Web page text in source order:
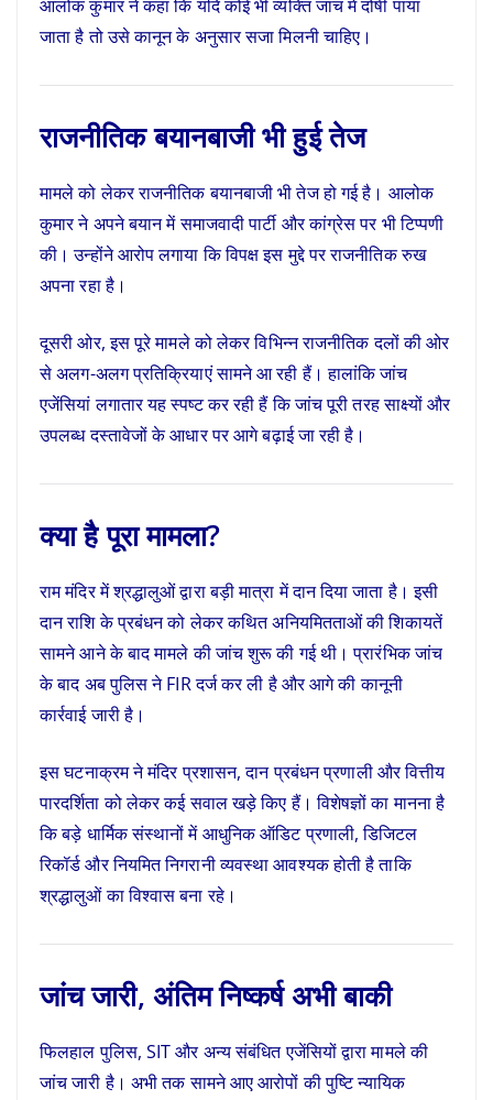
आलोक कुमार ने कहा कि यदि कोई भी व्यक्ति जांच में दोषी पाया
जाता है तो उसे कानून के अनुसार सजा मिलनी चाहिए।
राजनीतिक बयानबाजी भी हुई तेज
मामले को लेकर राजनीतिक बयानबाजी भी तेज हो गई है। आलोक
कुमार ने अपने बयान में समाजवादी पार्टी और कांग्रेस पर भी टिप्पणी
की। उन्होंने आरोप लगाया कि विपक्ष इस मुद्दे पर राजनीतिक रुख
अपना रहा है।
दूसरी ओर, इस पूरे मामले को लेकर विभिन्न राजनीतिक दलों की ओर
से अलग-अलग प्रतिक्रियाएं सामने आ रही हैं। हालांकि जांच
एजेंसियां लगातार यह स्पष्ट कर रही हैं कि जांच पूरी तरह साक्ष्यों और
उपलब्ध दस्तावेजों के आधार पर आगे बढ़ाई जा रही है।
क्या है पूरा मामला?
राम मंदिर में श्रद्धालुओं द्वारा बड़ी मात्रा में दान दिया जाता है। इसी
दान राशि के प्रबंधन को लेकर कथित अनियमितताओं की शिकायतें
सामने आने के बाद मामले की जांच शुरू की गई थी। प्रारंभिक जांच
के बाद अब पुलिस ने FIR दर्ज कर ली है और आगे की कानूनी
कार्रवाई जारी है।
इस घटनाक्रम ने मंदिर प्रशासन, दान प्रबंधन प्रणाली और वित्तीय
पारदर्शिता को लेकर कई सवाल खड़े किए हैं। विशेषज्ञों का मानना है
कि बड़े धार्मिक संस्थानों में आधुनिक ऑडिट प्रणाली, डिजिटल
रिकॉर्ड और नियमित निगरानी व्यवस्था आवश्यक होती है ताकि
श्रद्धालुओं का विश्वास बना रहे।
जांच जारी, अंतिम निष्कर्ष अभी बाकी
फिलहाल पुलिस, SIT और अन्य संबंधित एजेंसियों द्वारा मामले की
जांच जारी है। अभी तक सामने आए आरोपों की पुष्टि न्यायिक